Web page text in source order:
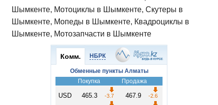
Шымкенте, Мотоциклы в Шымкенте, Скутеры в
Шымкенте, Мопеды в Шымкенте, Квадроциклы в
Шымкенте, Мотозапчасти в Шымкенте